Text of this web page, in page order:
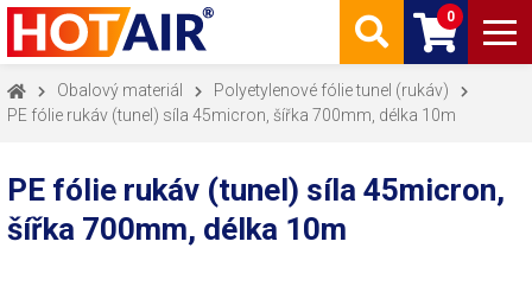
0
Obalový materiál
Polyetylenové fólie tunel (rukáv)
PE fólie rukáv (tunel) síla 45micron, šířka 700mm, délka 10m
PE fólie rukáv (tunel) síla 45micron,
šířka 700mm, délka 10m